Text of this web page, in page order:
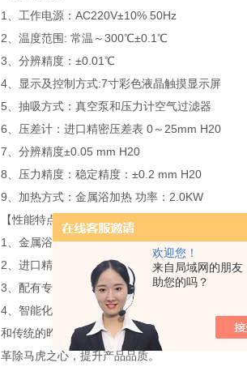
欢迎您！
来自局域网的朋友
助您的吗？
1、工作电源：AC220V±10% 50Hz
2、温度范围: 常温～300℃±0.1℃
3、分辨精度：±0.01℃
4、显示及控制方式:7寸彩色液晶触摸显示屏
5、抽吸方式：真空泵和压力计空气过滤器
6、压差计：进口精密压差表 0～25mm H20
7、分辨精度±0.05 mm H20
8、压力精度：稳定精度：±0.2 mm H20
9、加热方式：金属浴加热 功率：2.0KW
【性能特点】
1、金属浴加热装置，安全环保; 浴体加入伍德合
2、进口精密压差表，保证准确的压力。
3、配有专门的真空抽吸系统，精密针型阀压力
4、智能化液晶触摸显示屏，自动控温， 计时报警
和传统的昨天告别，向规范的未来迈进。
革除马虎之心，提升产品品质。